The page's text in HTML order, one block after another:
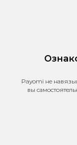
Payomi не
вы